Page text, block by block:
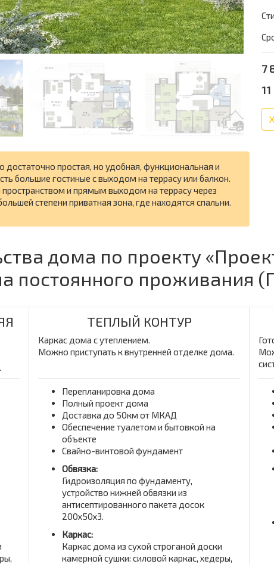
7
простая, но удобная, функциональная и
большие гостиные с выходом на террасу или балкон.
и прямым выходом на террасу через
степени приватная зона, где находятся спальни.
дома по проекту
постоянного проживания
ТЕПЛЫЙ КОНТУР
Каркас дома с утеплением.
Можно приступать к внутренней отделке дома.
Перепланировка дома
Полный проект дома
Доставка до 50км от МКАД
Обеспечение туалетом и бытовкой на
объекте
Свайно-винтовой фундамент
Обвязка:
Гидроизоляция по фундаменту,
устройство нижней обвязки из
антисептированного пакета досок
200x50x3.
Каркас:
Каркас дома из сухой строганой доски
камерной сушки: силовой каркас, хедеры,